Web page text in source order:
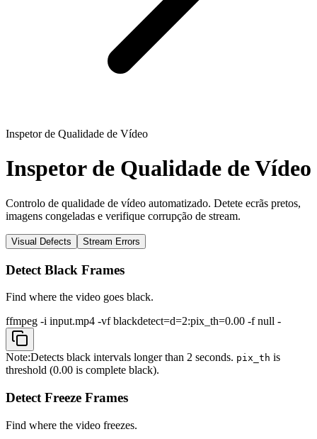
Inspetor de Qualidade de Vídeo
Inspetor de Qualidade de Vídeo
Controlo de qualidade de vídeo automatizado. Detete ecrãs pretos,
imagens congeladas e verifique corrupção de stream.
Visual Defects Stream Errors
Detect Black Frames
Find where the video goes black.
ffmpeg -i input.mp4 -vf blackdetect=d=2:pix_th=0.00 -f null -
Note:Detects black intervals longer than 2 seconds. pix_th is
threshold (0.00 is complete black).
Detect Freeze Frames
Find where the video freezes.